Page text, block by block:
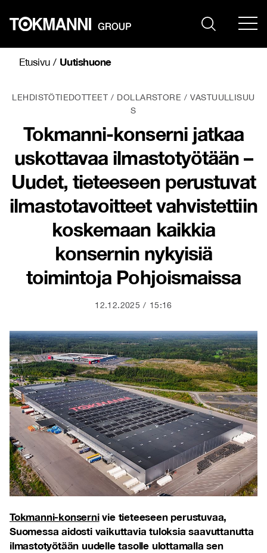
sisältöön
Etusivu/ Uutishuone
LEHDISTÖTIEDOTTEET DOLLARSTORE
VASTUULLISUU
S
Tokmanni-konserni jatkaa
uskottavaa ilmastotyötään –
Uudet, tieteeseen perustuvat
ilmastotavoitteet vahvistettiin
koskemaan kaikkia
konsernin nykyisiä
toimintoja Pohjoismaissa
12.12.2025 15:16
Tokmanni-konsernivie tieteeseen perustuvaa,
Suomessa aidosti vaikuttavia tuloksia saavuttanutta
ilmastotyötään uudelle tasolle ulottamalla sen